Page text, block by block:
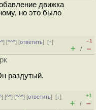
движка
но это было
] [^^^] [ответить][↑]
–1
+ / –
раздутый.
] [^^] [^^^] [ответить][↓]
+1
+ / –